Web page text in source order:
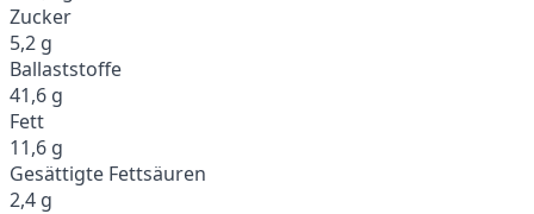
Zucker
5,2 g
Ballaststoffe
41,6 g
Fett
11,6 g
Gesättigte Fettsäuren
2,4 g